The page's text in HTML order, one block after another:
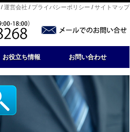
/運営会社 / プライバシーポリシー /サイトマップ
お役立ち情報 お問い合わせ